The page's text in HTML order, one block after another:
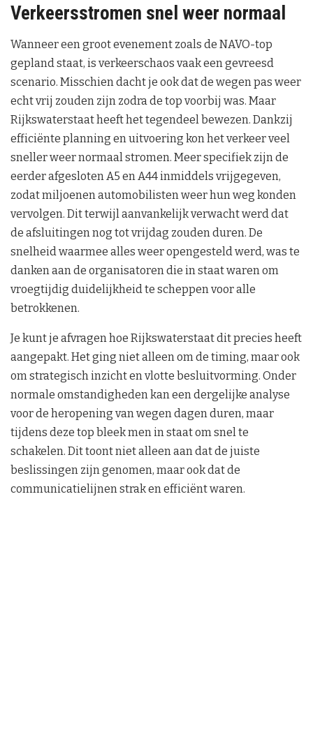
Verkeersstromen snel weer normaal
Wanneer een groot evenement zoals de NAVO-top
gepland staat, is verkeerschaos vaak een gevreesd
scenario. Misschien dacht je ook dat de wegen pas weer
echt vrij zouden zijn zodra de top voorbij was. Maar
Rijkswaterstaat heeft het tegendeel bewezen. Dankzij
efficiënte planning en uitvoering kon het verkeer veel
sneller weer normaal stromen. Meer specifiek zijn de
eerder afgesloten A5 en A44 inmiddels vrijgegeven,
zodat miljoenen automobilisten weer hun weg konden
vervolgen. Dit terwijl aanvankelijk verwacht werd dat
de afsluitingen nog tot vrijdag zouden duren. De
snelheid waarmee alles weer opengesteld werd, was te
danken aan de organisatoren die in staat waren om
vroegtijdig duidelijkheid te scheppen voor alle
betrokkenen.
Je kunt je afvragen hoe Rijkswaterstaat dit precies heeft
aangepakt. Het ging niet alleen om de timing, maar ook
om strategisch inzicht en vlotte besluitvorming. Onder
normale omstandigheden kan een dergelijke analyse
voor de heropening van wegen dagen duren, maar
tijdens deze top bleek men in staat om snel te
schakelen. Dit toont niet alleen aan dat de juiste
beslissingen zijn genomen, maar ook dat de
communicatielijnen strak en efficiënt waren.